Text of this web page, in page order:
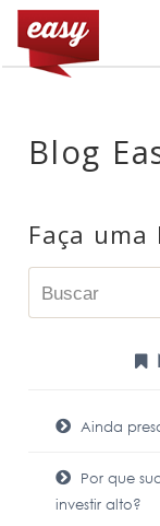
Blog
Faça uma
Ainda
Por que
investir alto?